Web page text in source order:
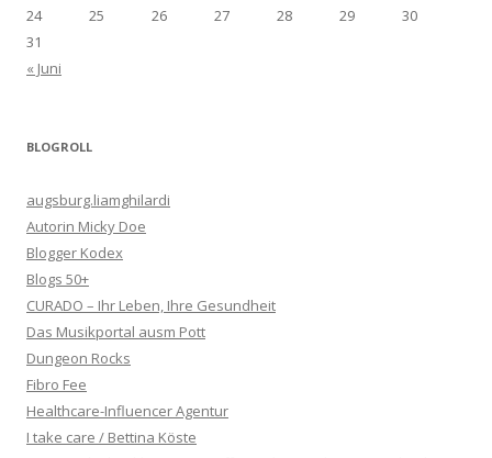
24
25 26 27 28 29
30
31
« Juni
BLOGROLL
augsburg.liamghilardi
Autorin Micky Doe
Blogger Kodex
Blogs 50+
CURADO – Ihr Leben, Ihre Gesundheit
Das Musikportal ausm Pott
Dungeon Rocks
Fibro Fee
Healthcare-Influencer Agentur
I take care / Bettina Köste